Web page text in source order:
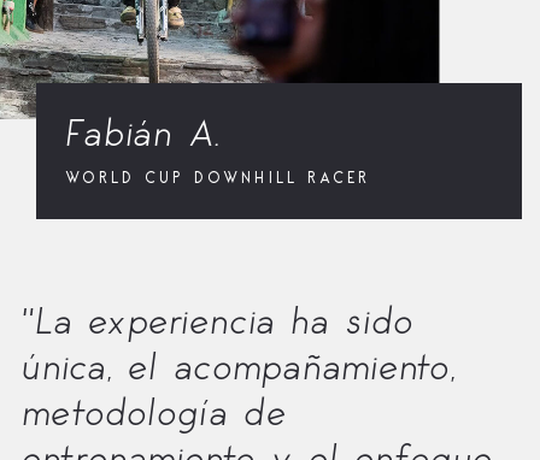
Fabián A.
WORLD CUP DOWNHILL RACER
"La experiencia ha sido
única, el acompañamiento,
metodología de